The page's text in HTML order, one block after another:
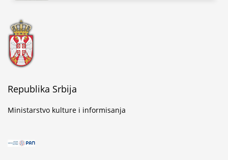
Republika Srbija
Ministarstvo kulture i informisanja